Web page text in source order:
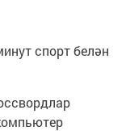
спорт белән